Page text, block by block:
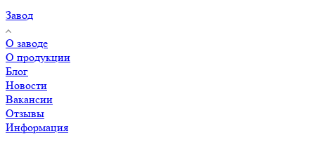
Завод
О заводе
О продукции
Блог
Новости
Вакансии
Отзывы
Информация